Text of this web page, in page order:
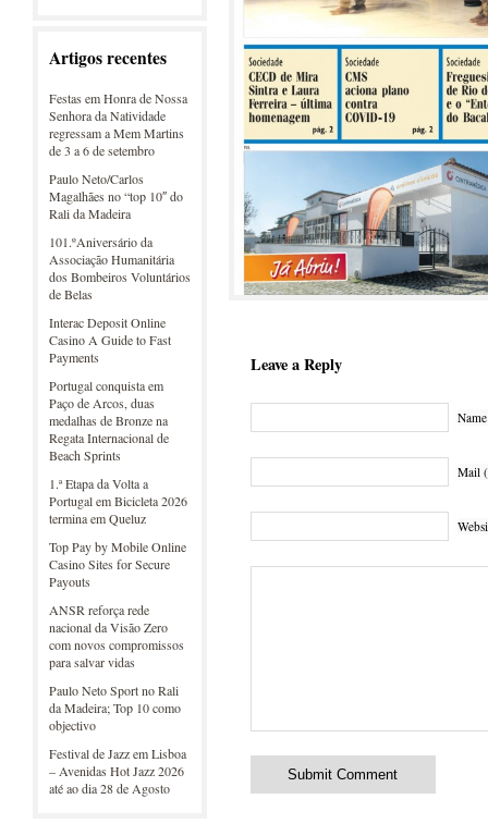
Artigos recentes
Festas em Honra de Nossa
Senhora da Natividade
regressam a Mem Martins
de 3 a 6 de setembro
Paulo Neto/Carlos
Magalhães no “top 10″ do
Rali da Madeira
101.ºAniversário da
Associação Humanitária
dos Bombeiros Voluntários
de Belas
Interac Deposit Online
Casino A Guide to Fast
Payments
Portugal conquista em
Paço de Arcos, duas
medalhas de Bronze na
Regata Internacional de
Beach Sprints
1.ª Etapa da Volta a
Portugal em Bicicleta 2026
termina em Queluz
Top Pay by Mobile Online
Casino Sites for Secure
Payouts
ANSR reforça rede
nacional da Visão Zero
com novos compromissos
para salvar vidas
Paulo Neto Sport no Rali
da Madeira; Top 10 como
objectivo
Festival de Jazz em Lisboa
– Avenidas Hot Jazz 2026
até ao dia 28 de Agosto
Leave a Reply
Mail